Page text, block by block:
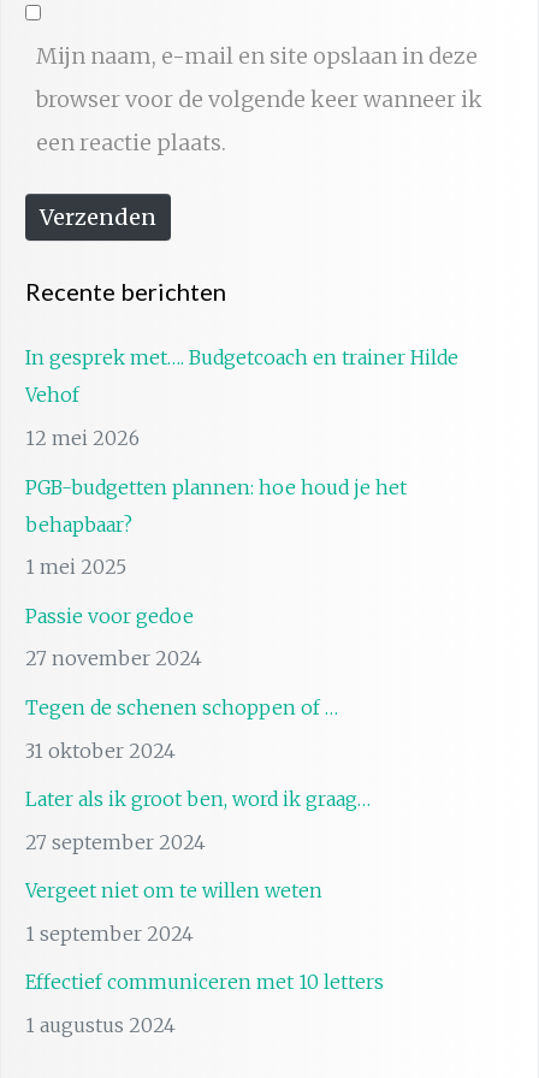
*
b
e
Mijn naam, e-mail en site opslaan in deze
browser voor de volgende keer wanneer ik
een reactie plaats.
Verzenden
Recente berichten
In gesprek met…. Budgetcoach en trainer Hilde
Vehof
12 mei 2026
PGB-budgetten plannen: hoe houd je het
behapbaar?
1 mei 2025
Passie voor gedoe
27 november 2024
Tegen de schenen schoppen of …
31 oktober 2024
Later als ik groot ben, word ik graag…
27 september 2024
Vergeet niet om te willen weten
1 september 2024
Effectief communiceren met 10 letters
1 augustus 2024